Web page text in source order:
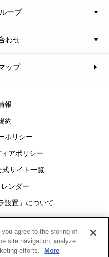
ープ
わせ
ップ
報
約
ポリシー
アポリシー
式サイト一覧
ンダー
設置」について
グループ
you agree to the storing of
site navigation, analyze
efforts.
More